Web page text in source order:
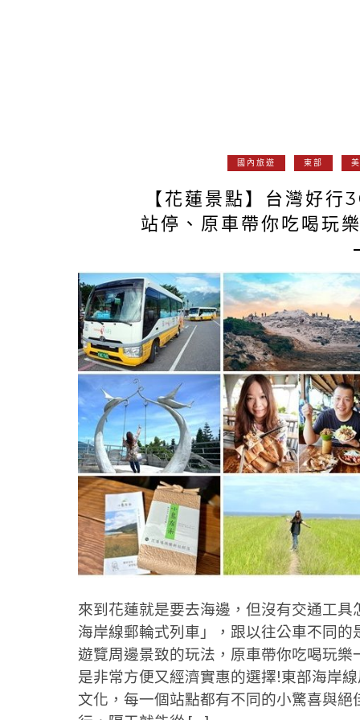
國內旅遊 東部
【花蓮景點】台灣好
站停、原車帶你吃喝玩
來到花蓮就是要去海邊，但沒有交通工
海岸線郵輪式列車」，跟以往公車不同
遊覽周邊景致的玩法，原車帶你吃喝玩
是非常方便又經濟實惠的選擇!東部海岸
文化，每一個站點都有不同的小驚喜與